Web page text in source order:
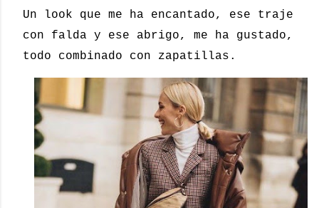
Un look que me ha encantado, ese traje
con falda y ese abrigo, me ha gustado,
todo combinado con zapatillas.